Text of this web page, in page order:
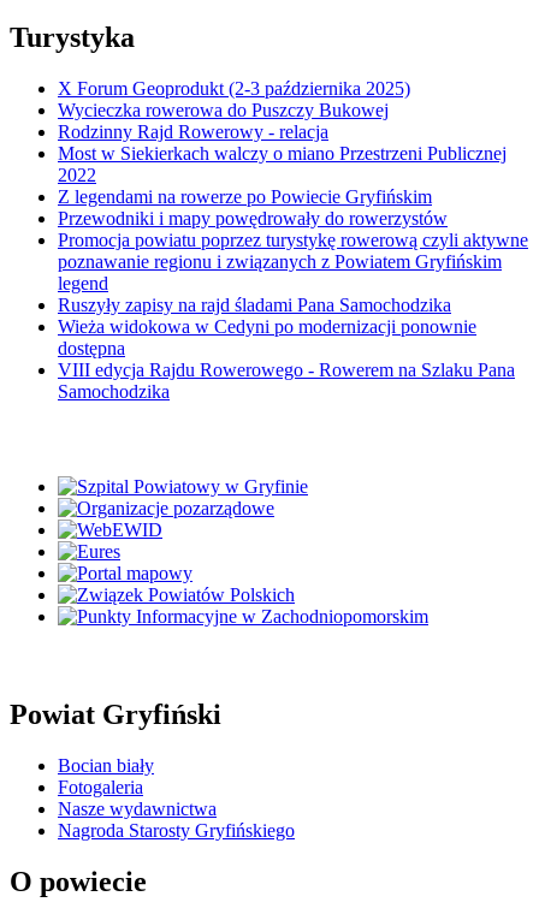
Turystyka
X Forum Geoprodukt (2-3 października 2025)
Wycieczka rowerowa do Puszczy Bukowej
Rodzinny Rajd Rowerowy - relacja
Most w Siekierkach walczy o miano Przestrzeni Publicznej
2022
Z legendami na rowerze po Powiecie Gryfińskim
Przewodniki i mapy powędrowały do rowerzystów
Promocja powiatu poprzez turystykę rowerową czyli aktywne
poznawanie regionu i związanych z Powiatem Gryfińskim
legend
Ruszyły zapisy na rajd śladami Pana Samochodzika
Wieża widokowa w Cedyni po modernizacji ponownie
dostępna
VIII edycja Rajdu Rowerowego - Rowerem na Szlaku Pana
Samochodzika
Powiat Gryfiński
Bocian biały
Fotogaleria
Nasze wydawnictwa
Nagroda Starosty Gryfińskiego
O powiecie